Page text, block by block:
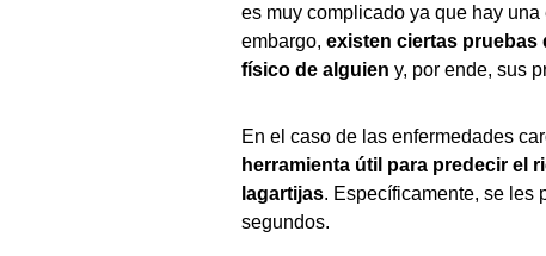
es muy complicado ya que hay
embargo, existen ciertas pruebas
físico de alguien y, por ende, sus
En el caso de las enfermedades
herramienta útil para predecir el
lagartijas. Específicamente, se les
segundos.